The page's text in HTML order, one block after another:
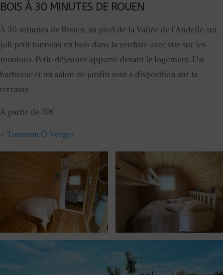
BOIS À 30 MINUTES DE ROUEN
À 30 minutes de Rouen, au pied de la Vallée de l’Andelle, un
joli petit tonneau en bois dans la verdure avec vue sur les
moutons. Petit-déjeuner apporté devant le logement. Un
barbecue et un salon de jardin sont à disposition sur la
terrasse.
À partir de 59€
+ Tonneau Ô Verger